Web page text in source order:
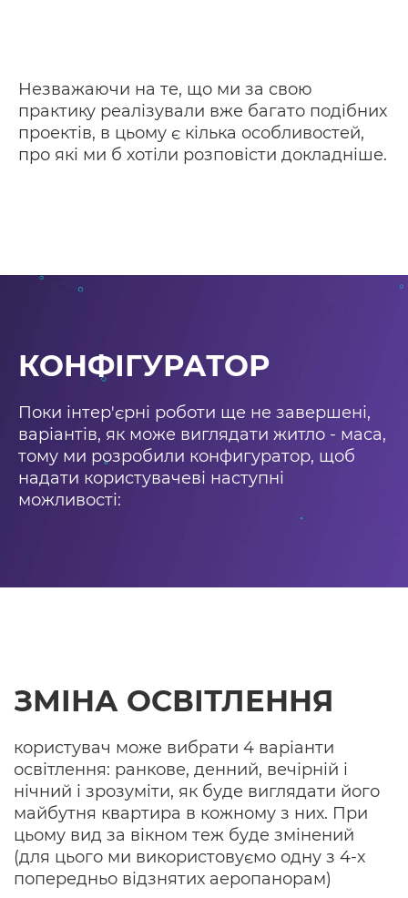
Незважаючи на те, що ми за свою
практику реалізували вже багато подібних
проектів, в цьому є кілька особливостей,
про які ми б хотіли розповісти докладніше.
КОНФІГУРАТОР
Поки інтер'єрні роботи ще не завершені,
варіантів, як може виглядати житло - маса,
тому ми розробили конфигуратор, щоб
надати користувачеві наступні
можливості:
ЗМІНА ОСВІТЛЕННЯ
користувач може вибрати 4 варіанти
освітлення: ранкове, денний, вечірній і
нічний і зрозуміти, як буде виглядати його
майбутня квартира в кожному з них. При
цьому вид за вікном теж буде змінений
(для цього ми використовуємо одну з 4-х
попередньо відзнятих аеропанорам)